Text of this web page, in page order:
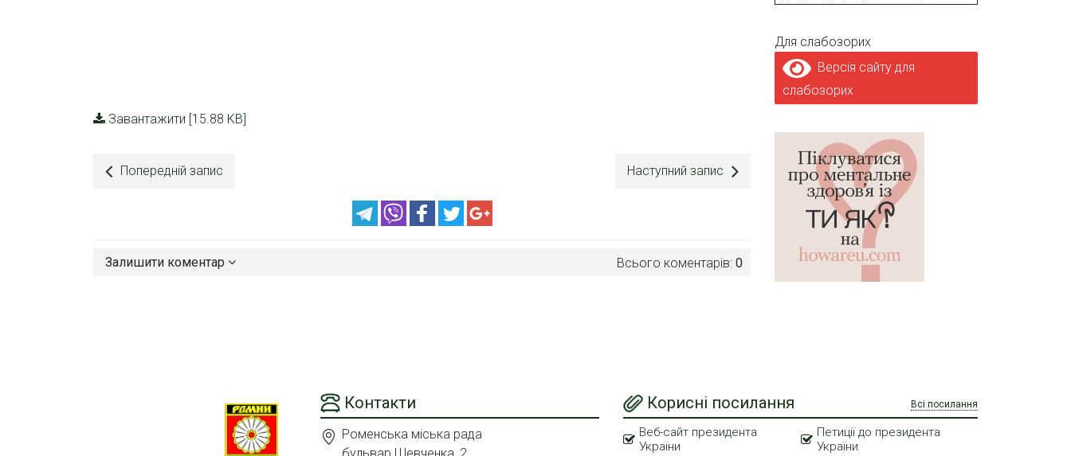
Завантажити [15.88 KB]
Попередній запис Наступний запис
Всього коментарів: 0
Залишити коментар
Для слабозорих
Версія сайту для
слабозорих
Контакти
Роменська міська рада
Корисні посилання Всі посилання
Веб-сайт президента
України
Петиції до президента
України